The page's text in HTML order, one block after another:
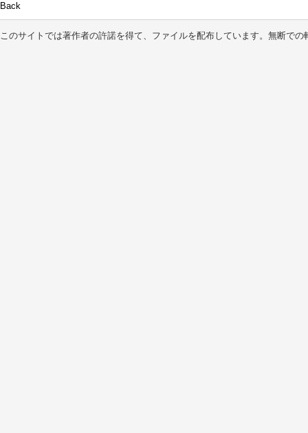
Back
このサイトでは著作者の許諾を得て、ファイルを配布しています。無断での